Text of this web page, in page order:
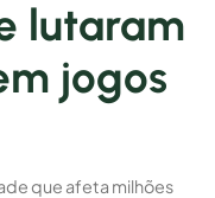
lutaram
jogos
que afeta milhões